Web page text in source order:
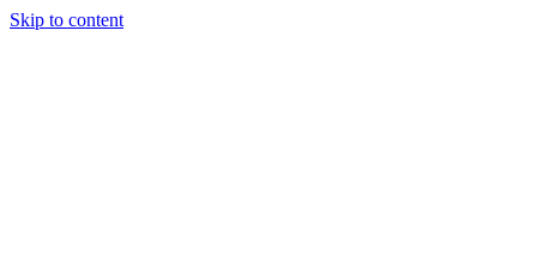
Skip to content